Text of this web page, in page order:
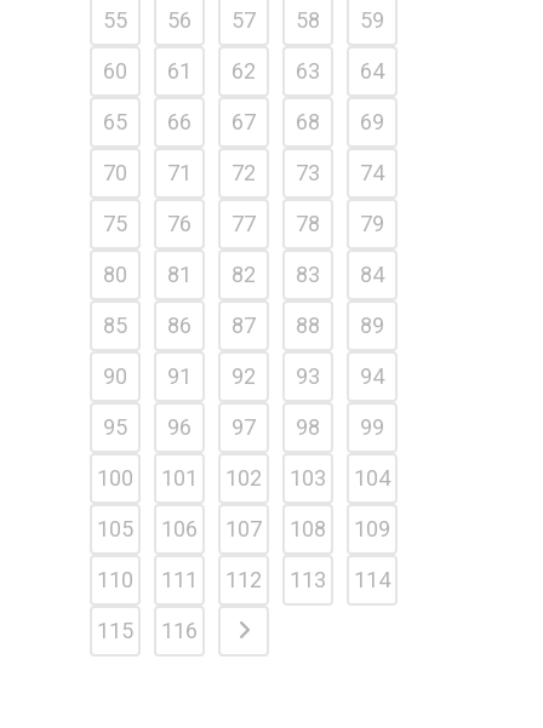
55
56 57 58
59
60
61 62 63
64
65
66 67 68
69
70
71 72 73
74
75
76 77 78
79
80
81 82 83
84
85
86 87 88
89
90
91 92 93
94
95
96 97 98
99
100
101 102 103
104
105
106 107 108
109
110
111 112 113
114
115
116